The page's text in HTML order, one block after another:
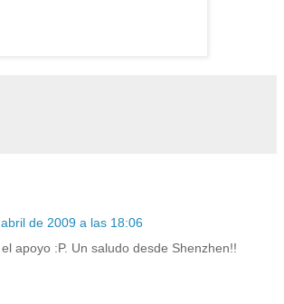
de 2009 a las 18:06
apoyo :P. Un saludo desde Shenzhen!!